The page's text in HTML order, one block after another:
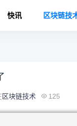
快讯 区块链技
区块链技术 125